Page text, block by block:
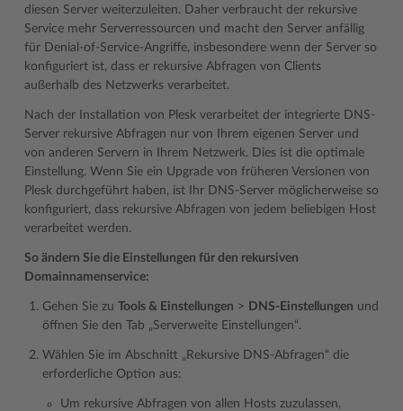
diesen Server weiterzuleiten. Daher verbraucht der rekursive
Service mehr Serverressourcen und macht den Server anfällig
für Denial-of-Service-Angriffe, insbesondere wenn der Server so
konfiguriert ist, dass er rekursive Abfragen von Clients
außerhalb des Netzwerks verarbeitet.
Nach der Installation von Plesk verarbeitet der integrierte DNS-
Server rekursive Abfragen nur von Ihrem eigenen Server und
von anderen Servern in Ihrem Netzwerk. Dies ist die optimale
Einstellung. Wenn Sie ein Upgrade von früheren Versionen von
Plesk durchgeführt haben, ist Ihr DNS-Server möglicherweise so
konfiguriert, dass rekursive Abfragen von jedem beliebigen Host
verarbeitet werden.
So ändern Sie die Einstellungen für den rekursiven
Domainnamenservice:
Gehen Sie zu Tools & Einstellungen > DNS-Einstellungen und
öffnen Sie den Tab „Serverweite Einstellungen“.
Wählen Sie im Abschnitt „Rekursive DNS-Abfragen“ die
erforderliche Option aus:
Um rekursive Abfragen von allen Hosts zuzulassen,